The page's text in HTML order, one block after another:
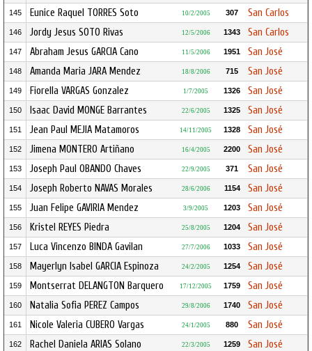
145 Eunice Raquel TORRES Soto 10/2/2005 307 San Carlos
146 Jordy Jesus SOTO Rivas 12/5/2006 1343 San Carlos
147 Abraham Jesus GARCIA Cano 11/5/2006 1951 San José
148 Amanda Maria JARA Mendez 18/8/2006 715 San José
149 Fiorella VARGAS Gonzalez 1/7/2005 1326 San José
150 Isaac David MONGE Barrantes 22/6/2005 1325 San José
151 Jean Paul MEJIA Matamoros 14/11/2005 1328 San José
152 Jimena MONTERO Artiñano 16/4/2005 2200 San José
153 Joseph Paul OBANDO Chaves 22/9/2005 371 San José
154 Joseph Roberto NAVAS Morales 28/6/2006 1154 San José
155 Juan Felipe GAVIRIA Mendez 3/9/2005 1203 San José
156 Kristel REYES Piedra 25/8/2005 1204 San José
157 Luca Vincenzo BINDA Gavilan 27/7/2006 1033 San José
158 Mayerlyn Isabel GARCIA Espinoza 24/2/2005 1254 San José
159 Montserrat DELANGTON Barquero 17/12/2005 1759 San José
160 Natalia Sofia PEREZ Campos 29/8/2006 1740 San José
161 Nicole Valeria CUBERO Vargas 24/1/2005 880 San José
162 Rachel Daniela ARIAS Solano 22/3/2005 1259 San José